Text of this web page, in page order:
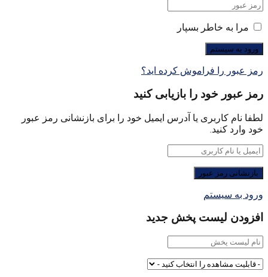
مرا به خاطر بسپار
رمز عبور را فراموش کرده اید؟
رمز عبور خود را بازیابی کنید
لطفا نام کاربری یا آدرس ایمیل خود را برای بازنشانی رمز عبور
خود وارد کنید.
ورود به سیستم
افزودن لیست پخش جدید